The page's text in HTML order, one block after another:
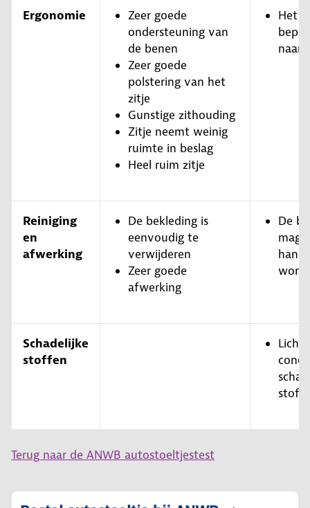
Ergonomie
Zeer goede
ondersteuning van
de benen
Zeer goede
polstering van het
zitje
Gunstige zithouding
Zitje neemt weinig
ruimte in beslag
Heel ruim zitje
Het
naar
Reiniging
en
afwerking
De bekleding is
eenvoudig te
verwijderen
Zeer goede
afwerking
De
mag
hand
Schadelijke
stoffen
Licht
Terug naar de ANWB autostoeltjestest